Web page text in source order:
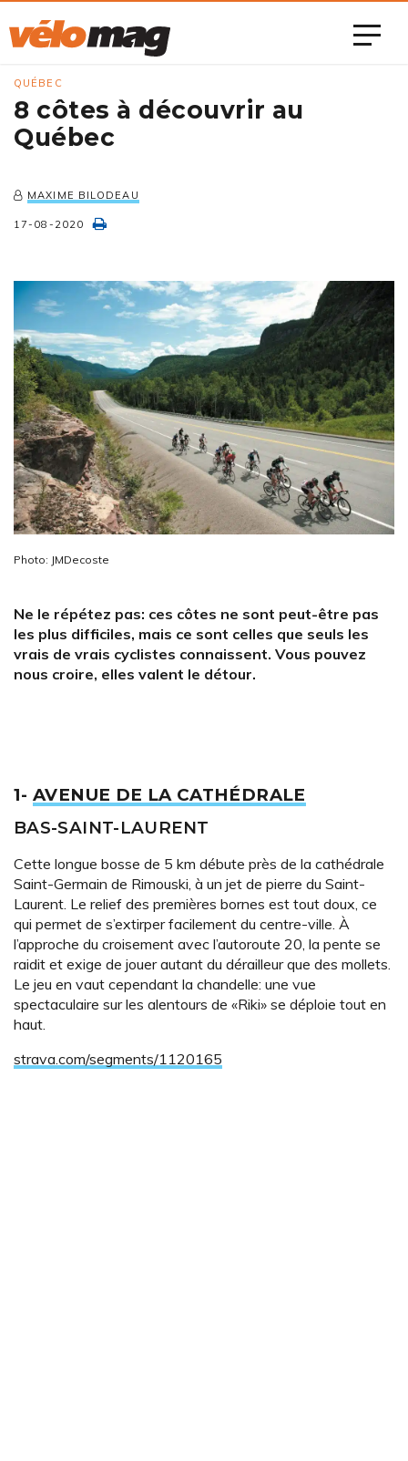
QUÉBEC
8 côtes à découvrir au
Québec
MAXIME BILODEAU
17-08-2020
Photo: JMDecoste
Ne le répétez pas: ces côtes ne sont peut-être pas
les plus difficiles, mais ce sont celles que seuls les
vrais de vrais cyclistes connaissent. Vous pouvez
nous croire, elles valent le détour.
1-AVENUE DE LA CATHÉDRALE
BAS-SAINT-LAURENT
Cette longue bosse de 5 km débute près de la cathédrale
Saint-Germain de Rimouski, à un jet de pierre du Saint-
Laurent. Le relief des premières bornes est tout doux, ce
qui permet de s’extirper facilement du centre-ville. À
l’approche du croisement avec l’autoroute 20, la pente se
raidit et exige de jouer autant du dérailleur que des mollets.
Le jeu en vaut cependant la chandelle: une vue
spectaculaire sur les alentours de «Riki» se déploie tout en
haut.
strava.com/segments/1120165